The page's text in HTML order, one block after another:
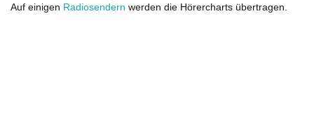
Auf einigen Radiosendern werden die Hörercharts übertragen.